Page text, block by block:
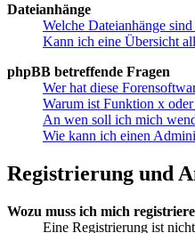
Dateianhänge
Welche Dateianhänge
Kann ich eine Übersicht
phpBB betreffende Fragen
Wer hat diese
Warum ist Funktion x
An wen soll ich mich
Wie kann ich einen
Registrierung und
Wozu muss ich mich
Eine Registrierung ist